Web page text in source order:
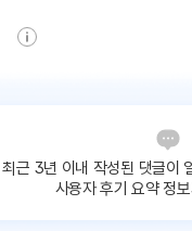
최근 3년 이내 작성된 댓글이
사용자 후기 요약 정